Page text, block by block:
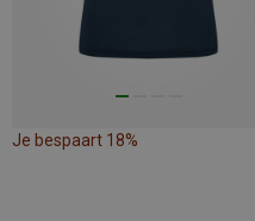
Je bespaart 18%